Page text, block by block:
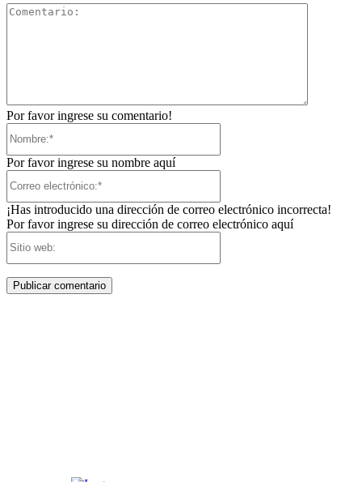
Por favor ingrese su comentario!
Por favor ingrese su nombre aquí
¡Has introducido una dirección de correo electrónico incorrecta!
Por favor ingrese su dirección de correo electrónico aquí